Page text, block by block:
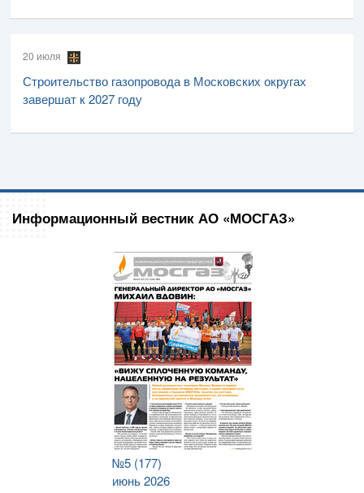
20 июля
Строительство газопровода в Московских округах
завершат к 2027 году
Информационный вестник АО «МОСГАЗ»
№5 (177)
июнь 2026